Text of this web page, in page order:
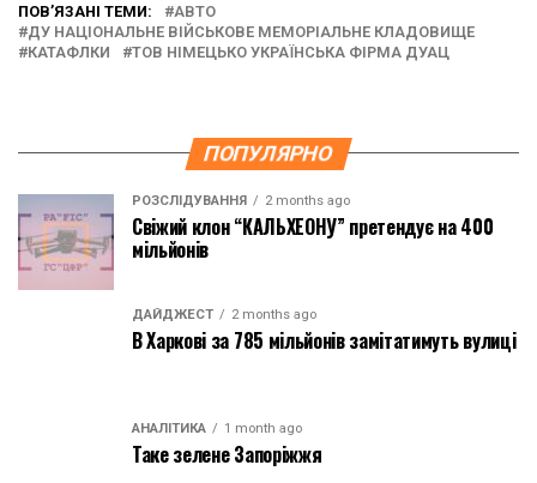
ПОВ’ЯЗАНІ ТЕМИ:
АВТО
ДУ НАЦІОНАЛЬНЕ ВІЙСЬКОВЕ МЕМОРІАЛЬНЕ КЛАДОВИЩЕ
КАТАФЛКИ
ТОВ НІМЕЦЬКО УКРАЇНСЬКА ФІРМА ДУАЦ
ПОПУЛЯРНО
РОЗСЛІДУВАННЯ 2 months ago
Свіжий клон “КАЛЬХЕОНУ” претендує на 400
мільйонів
ДАЙДЖЕСТ 2 months ago
В Харкові за 785 мільйонів замітатимуть вулиці
АНАЛІТИКА 1 month ago
Таке зелене Запоріжжя